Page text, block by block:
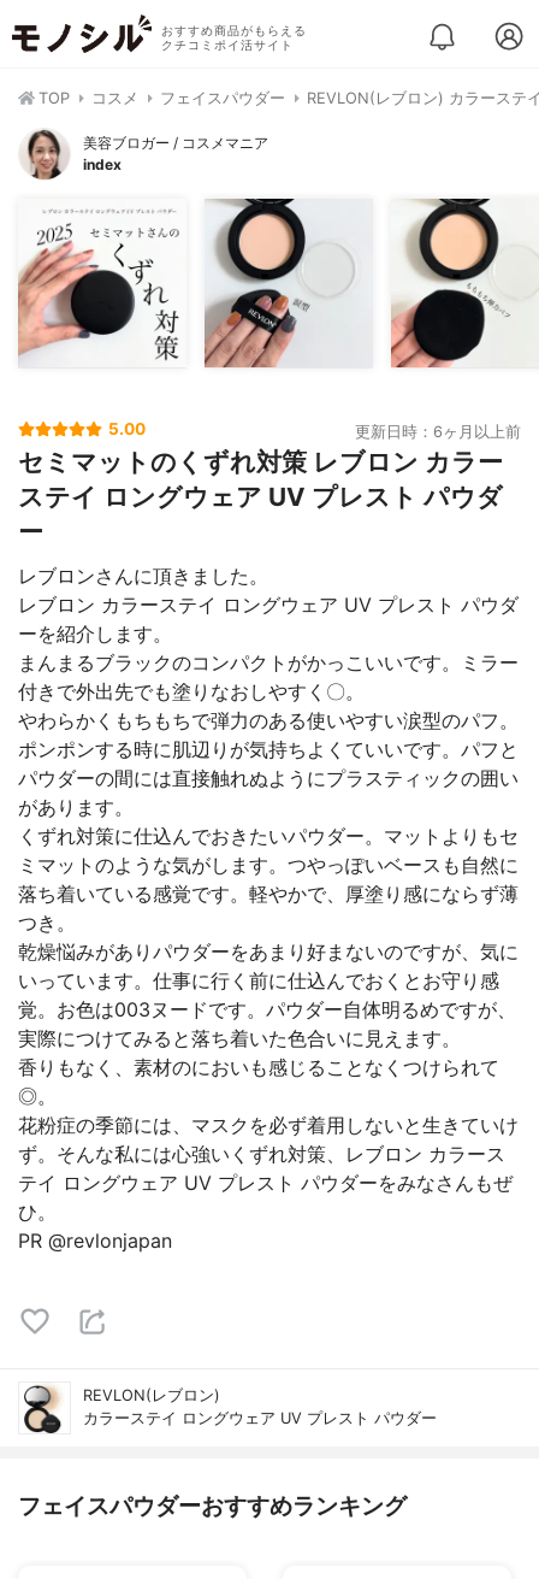
おすすめ商品がもらえる
クチコミポイ活サイト
TOP コスメ フェイスパウダー REVLON(レブロン) カラーステ
美容ブロガー / コスメマニア
index
5.00 更新日時：6ヶ月以上前
セミマットのくずれ対策 レブロン カラー
ステイ ロングウェア UV プレスト パウダ
ー
レブロンさんに頂きました。
レブロン カラーステイ ロングウェア UV プレスト パウダ
ーを紹介します。
まんまるブラックのコンパクトがかっこいいです。ミラー
付きで外出先でも塗りなおしやすく〇。
やわらかくもちもちで弾力のある使いやすい涙型のパフ。
ポンポンする時に肌辺りが気持ちよくていいです。パフと
パウダーの間には直接触れぬようにプラスティックの囲い
があります。
くずれ対策に仕込んでおきたいパウダー。マットよりもセ
ミマットのような気がします。つやっぽいベースも自然に
落ち着いている感覚です。軽やかで、厚塗り感にならず薄
つき。
乾燥悩みがありパウダーをあまり好まないのですが、気に
いっています。仕事に行く前に仕込んでおくとお守り感
覚。お色は003ヌードです。パウダー自体明るめですが、
実際につけてみると落ち着いた色合いに見えます。
香りもなく、素材のにおいも感じることなくつけられて
◎。
花粉症の季節には、マスクを必ず着用しないと生きていけ
ず。そんな私には心強いくずれ対策、レブロン カラース
テイ ロングウェア UV プレスト パウダーをみなさんもぜ
ひ。
PR @revlonjapan
REVLON(レブロン)
カラーステイ ロングウェア UV プレスト パウダー
フェイスパウダーおすすめランキング